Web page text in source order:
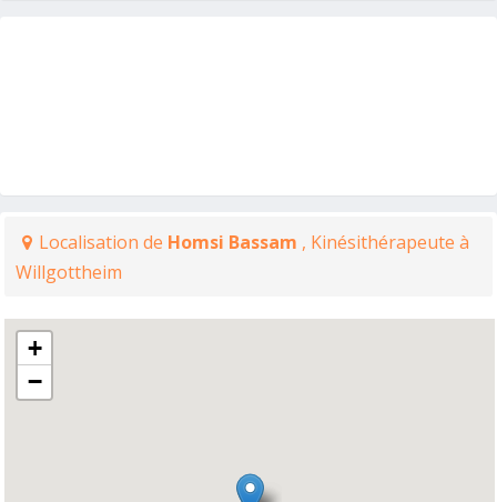
Localisation de Homsi Bassam , Kinésithérapeute à
Willgottheim
+
−